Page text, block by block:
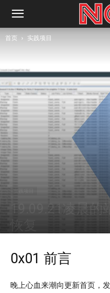
首页 实践项目
实践项目
19.09.21凌晨的
恢复
0x01 前言
晚上心血来潮向更新首页，